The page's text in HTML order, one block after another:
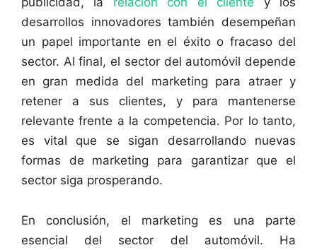
desarrollos innovadores también desempeñan
un papel importante en el éxito o fracaso del
sector. Al final, el sector del automóvil depende
en gran medida del marketing para atraer y
retener a sus clientes, y para mantenerse
relevante frente a la competencia. Por lo tanto,
es vital que se sigan desarrollando nuevas
formas de marketing para garantizar que el
sector siga prosperando.
En conclusión, el marketing es una parte
esencial del sector del automóvil. Ha